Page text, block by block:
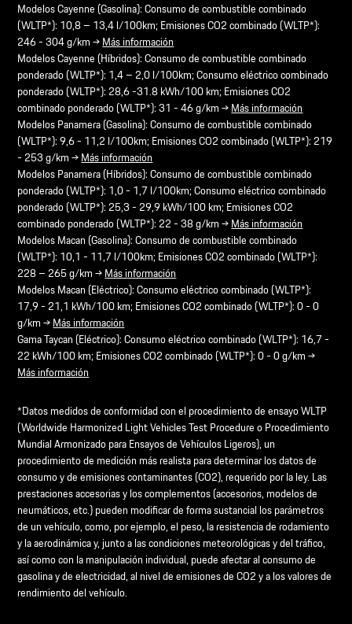
Modelos Cayenne (Gasolina): Consumo de combustible combinado
(WLTP*): 10,8 – 13,4 l/100km; Emisiones CO2 combinado (WLTP*):
246 - 304 g/km →Más información
Modelos Cayenne (Híbridos): Consumo de combustible combinado
ponderado (WLTP*): 1,4 – 2,0 l/100km; Consumo eléctrico combinado
ponderado (WLTP*): 28,6 -31.8 kWh/100 km; Emisiones CO2
combinado ponderado (WLTP*): 31 - 46 g/km →Más información
Modelos Panamera (Gasolina): Consumo de combustible combinado
(WLTP*): 9,6 - 11,2 l/100km; Emisiones CO2 combinado (WLTP*): 219
- 253 g/km →Más información
Modelos Panamera (Híbridos): Consumo de combustible combinado
ponderado (WLTP*): 1,0 - 1,7 l/100km; Consumo eléctrico combinado
ponderado (WLTP*): 25,3 - 29,9 kWh/100 km; Emisiones CO2
combinado ponderado (WLTP*): 22 - 38 g/km →Más información
Modelos Macan (Gasolina): Consumo de combustible combinado
(WLTP*): 10,1 - 11,7 l/100km; Emisiones CO2 combinado (WLTP*):
228 – 265 g/km →Más información
Modelos Macan (Eléctrico): Consumo eléctrico combinado (WLTP*):
17,9 - 21,1 kWh/100 km; Emisiones CO2 combinado (WLTP*): 0 - 0
g/km →Más información
Gama Taycan (Eléctrico): Consumo eléctrico combinado (WLTP*): 16,7 -
22 kWh/100 km; Emisiones CO2 combinado (WLTP*): 0 - 0 g/km →
Más información
*Datos medidos de conformidad con el procedimiento de ensayo WLTP
(Worldwide Harmonized Light Vehicles Test Procedure o Procedimiento
Mundial Armonizado para Ensayos de Vehículos Ligeros), un
procedimiento de medición más realista para determinar los datos de
consumo y de emisiones contaminantes (CO2), requerido por la ley. Las
prestaciones accesorias y los complementos (accesorios, modelos de
neumáticos, etc.) pueden modificar de forma sustancial los parámetros
de un vehículo, como, por ejemplo, el peso, la resistencia de rodamiento
y la aerodinámica y, junto a las condiciones meteorológicas y del tráfico,
así como con la manipulación individual, puede afectar al consumo de
gasolina y de electricidad, al nivel de emisiones de CO2 y a los valores de
rendimiento del vehículo.